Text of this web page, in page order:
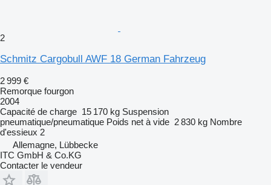
2
Schmitz Cargobull AWF 18 German Fahrzeug
2 999 €
Remorque fourgon
2004
Capacité de charge 15 170 kg Suspension
pneumatique/pneumatique Poids net à vide 2 830 kg Nombre
d'essieux 2
Allemagne, Lübbecke
ITC GmbH & Co.KG
Contacter le vendeur